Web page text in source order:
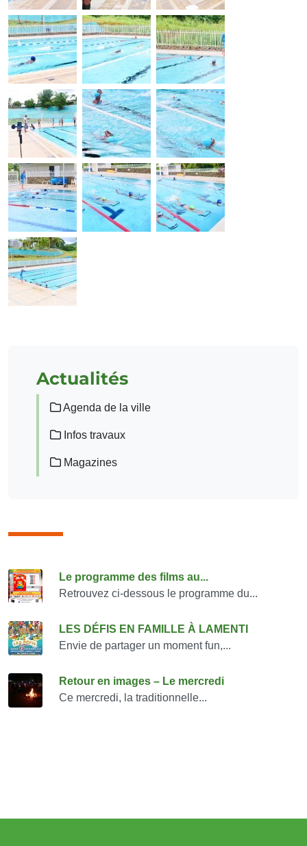
Actualités
Agenda de la ville
Infos travaux
Magazines
Consulter également
Le programme des films au...
Retrouvez ci-dessous le programme du...
LES DÉFIS EN FAMILLE À LAMENTI
Envie de partager un moment fun,...
Retour en images – Le mercredi
Ce mercredi, la traditionnelle...